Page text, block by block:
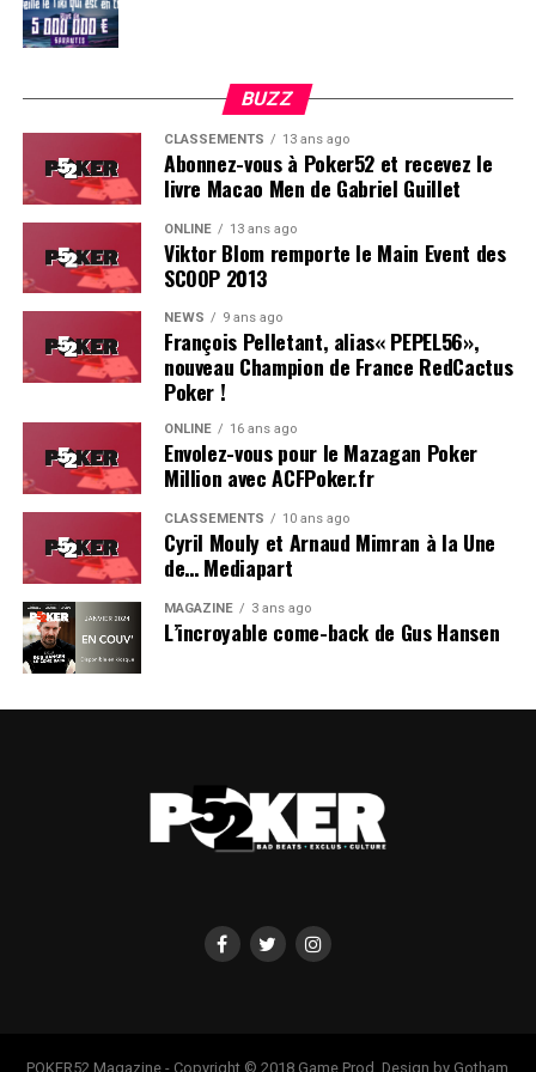
Soleau à gauche, sorti par Logghe au centre
BUZZ
CLASSEMENTS 13 ans ago
Abonnez-vous à Poker52 et recevez le
livre Macao Men de Gabriel Guillet
ONLINE 13 ans ago
Viktor Blom remporte le Main Event des
SCOOP 2013
NEWS 9 ans ago
François Pelletant, alias« PEPEL56»,
nouveau Champion de France RedCactus
Poker !
ONLINE 16 ans ago
Envolez-vous pour le Mazagan Poker
Million avec ACFPoker.fr
CLASSEMENTS 10 ans ago
Cyril Mouly et Arnaud Mimran à la Une
de… Mediapart
MAGAZINE 3 ans ago
L’incroyable come-back de Gus Hansen
POKER52 Magazine - Copyright © 2018 Game Prod. Design by Gotham